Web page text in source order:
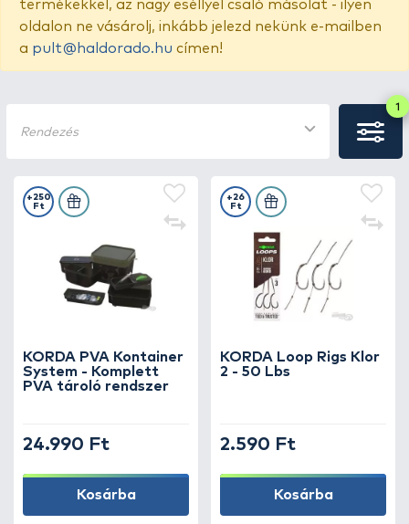
termékekkel, az nagy eséllyel csaló másolat - ilyen
oldalon ne vásárolj, inkább jelezd nekünk e-mailben
a pult@haldorado.hu címen!
Rendezés
1
KORDA PVA Kontainer
System - Komplett
PVA tároló rendszer
+250
Ft
24.990 Ft
Kosárba
KORDA Loop Rigs Klor
2 - 50 Lbs
+26
Ft
2.590 Ft
Kosárba